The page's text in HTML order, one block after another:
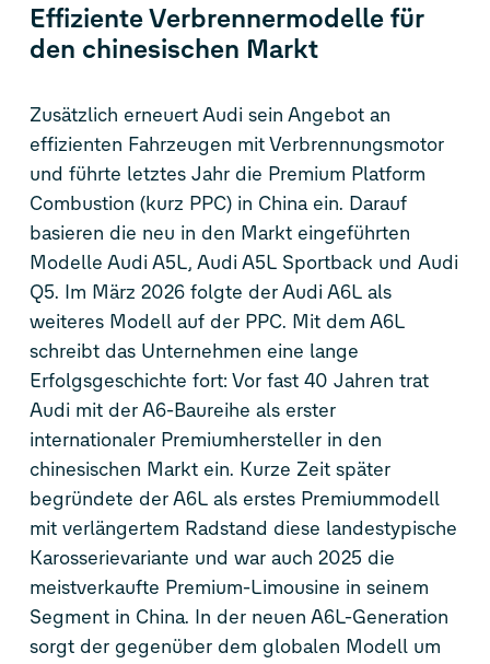
Effiziente Verbrennermodelle für
den chinesischen Markt
Zusätzlich erneuert Audi sein Angebot an
effizienten Fahrzeugen mit Verbrennungsmotor
und führte letztes Jahr die Premium Platform
Combustion (kurz PPC) in China ein. Darauf
basieren die neu in den Markt eingeführten
Modelle Audi A5L, Audi A5L Sportback und Audi
Q5. Im März 2026 folgte der Audi A6L als
weiteres Modell auf der PPC. Mit dem A6L
schreibt das Unternehmen eine lange
Erfolgsgeschichte fort: Vor fast 40 Jahren trat
Audi mit der A6-Baureihe als erster
internationaler Premiumhersteller in den
chinesischen Markt ein. Kurze Zeit später
begründete der A6L als erstes Premiummodell
mit verlängertem Radstand diese landestypische
Karosserievariante und war auch 2025 die
meistverkaufte Premium-Limousine in seinem
Segment in China. In der neuen A6L-Generation
sorgt der gegenüber dem globalen Modell um